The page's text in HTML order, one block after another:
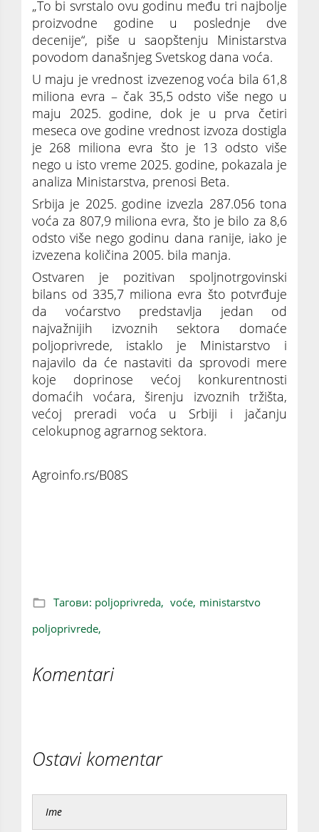
„To bi svrstalo ovu godinu među tri najbolje
proizvodne godine u poslednje dve
decenije“, piše u saopštenju Ministarstva
povodom današnjeg Svetskog dana voća.
U maju je vrednost izvezenog voća bila 61,8
miliona evra – čak 35,5 odsto više nego u
maju 2025. godine, dok je u prva četiri
meseca ove godine vrednost izvoza dostigla
je 268 miliona evra što je 13 odsto više
nego u isto vreme 2025. godine, pokazala je
analiza Ministarstva, prenosi Beta.
Srbija je 2025. godine izvezla 287.056 tona
voća za 807,9 miliona evra, što je bilo za 8,6
odsto više nego godinu dana ranije, iako je
izvezena količina 2005. bila manja.
Ostvaren je pozitivan spoljnotrgovinski
bilans od 335,7 miliona evra što potvrđuje
da voćarstvo predstavlja jedan od
najvažnijih izvoznih sektora domaće
poljoprivrede, istaklo je Ministarstvo i
najavilo da će nastaviti da sprovodi mere
koje doprinose većoj konkurentnosti
domaćih voćara, širenju izvoznih tržišta,
većoj preradi voća u Srbiji i jačanju
celokupnog agrarnog sektora.
Agroinfo.rs/B08S
Тагови: poljoprivreda, voće, ministarstvo
poljoprivrede,
Komentari
Ostavi komentar